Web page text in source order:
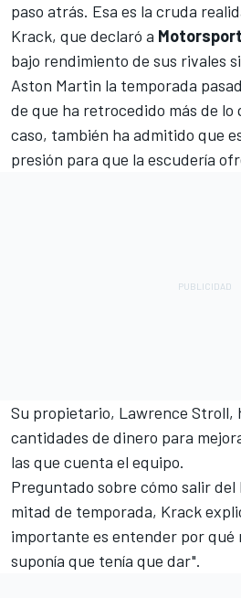
paso atrás. Esa es la cruda
Krack, que declaró a
bajo rendimiento de sus rivales
Aston Martin la temporada
de que ha retrocedido más de lo
caso, también ha admitido que
presión para que la escudería
Su propietario, Lawrence Stroll,
cantidades de dinero para
las que cuenta el equipo.
Preguntado sobre cómo salir
mitad de temporada, Krack
importante es entender por qué
suponía que tenía que dar".